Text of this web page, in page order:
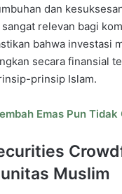
dan
relevan bagi
bahwa investasi
secara finansial
prinsip Islam.
Emas Pun Tidak
Muslim